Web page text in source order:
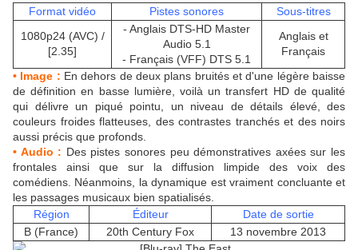
Format vidéo Pistes sonores
Sous-titres
1080p24 (AVC) /
[2.35]
- Anglais DTS-HD Master
Audio 5.1
- Français (VFF) DTS 5.1
Anglais et
Français
• Image : En dehors de deux plans bruités et d'une légère baisse
de définition en basse lumière, voilà un transfert HD de qualité
qui délivre un piqué pointu, un niveau de détails élevé, des
couleurs froides flatteuses, des contrastes tranchés et des noirs
aussi précis que profonds.
• Audio : Des pistes sonores peu démonstratives axées sur les
frontales ainsi que sur la diffusion limpide des voix des
comédiens. Néanmoins, la dynamique est vraiment concluante et
les passages musicaux bien spatialisés.
Région
Éditeur
Date de sortie
B (France)
20th Century Fox 13 novembre 2013